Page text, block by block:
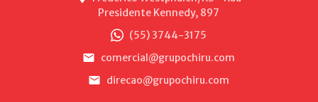
Presidente Kennedy, 897
(55) 3744-3175
comercial@grupochiru.com
direcao@grupochiru.com